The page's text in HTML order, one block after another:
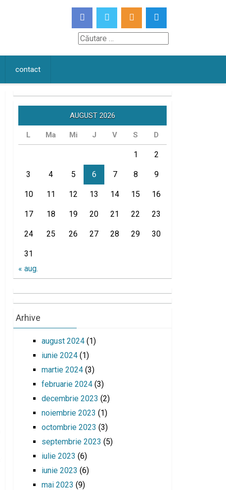
Căutare
contact
AUGUST 2026
L Ma Mi J V S D
1 2
3 4 5 6 7 8 9
10 11 12 13 14 15 16
17 18 19 20 21 22 23
24 25 26 27 28 29 30
31
« aug.
Arhive
august 2024 (1)
iunie 2024 (1)
martie 2024 (3)
februarie 2024 (3)
decembrie 2023 (2)
noiembrie 2023 (1)
octombrie 2023 (3)
septembrie 2023 (5)
iulie 2023 (6)
iunie 2023 (6)
mai 2023 (9)